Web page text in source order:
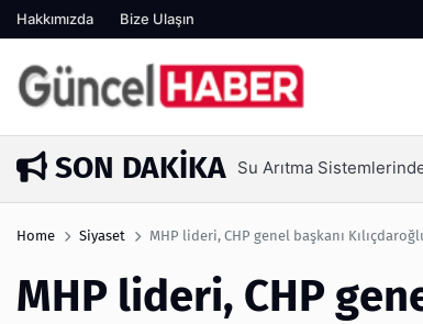
Hakkımızda Bize Ulaşın
SON DAKIKA
1 hafta önce Ambalaj Süreçlerinde
Home Siyaset MHP lideri, CHP genel başkanı
MHP lideri, CHP